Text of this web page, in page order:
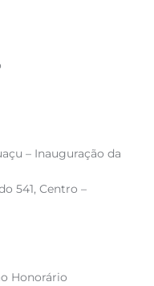
– Inauguração da
541, Centro –
Honorário